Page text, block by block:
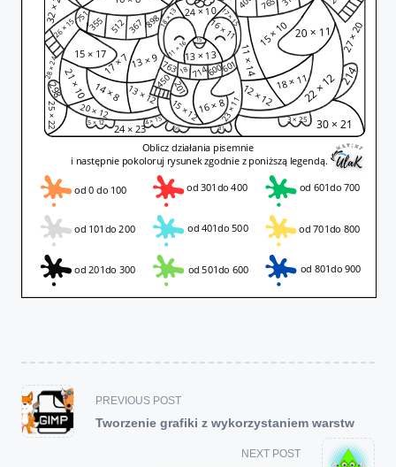
<span
class="nav-
subtitle
PREVIOUS POST
Tworzenie grafiki z wykorzystaniem warstw
NEXT POST